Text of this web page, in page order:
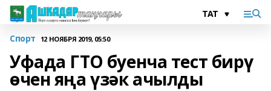
Спорт 12 НОЯБРЯ 2019, 05:50
Уфада ГТО буенча тест бирү
өчен яңа үзәк ачылды